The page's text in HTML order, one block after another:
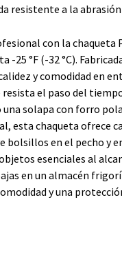
resistente a la abrasión
con la chaqueta
25 °F (-32 °C).
y comodidad en
el paso del
solapa con forro
esta chaqueta ofrece
bolsillos en el pecho y
esenciales al
en un almacén
y una